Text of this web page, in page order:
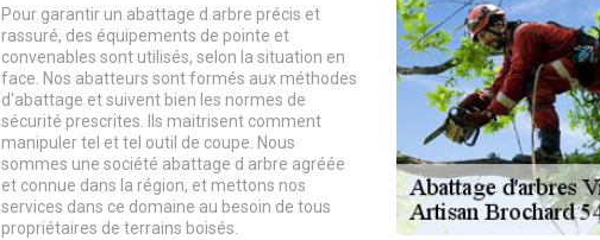
Pour garantir un abattage d arbre précis et
rassuré, des équipements de pointe et
convenables sont utilisés, selon la situation en
face. Nos abatteurs sont formés aux méthodes
d'abattage et suivent bien les normes de
sécurité prescrites. Ils maitrisent comment
manipuler tel et tel outil de coupe. Nous
sommes une société abattage d arbre agréée
et connue dans la région, et mettons nos
services dans ce domaine au besoin de tous
propriétaires de terrains boisés.